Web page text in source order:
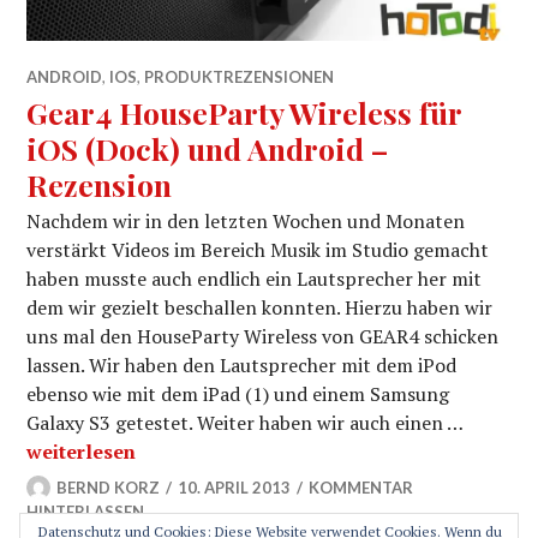
ANDROID, IOS, PRODUKTREZENSIONEN
Gear4 HouseParty Wireless für
iOS (Dock) und Android –
Rezension
Nachdem wir in den letzten Wochen und Monaten
verstärkt Videos im Bereich Musik im Studio gemacht
haben musste auch endlich ein Lautsprecher her mit
dem wir gezielt beschallen konnten. Hierzu haben wir
uns mal den HouseParty Wireless von GEAR4 schicken
lassen. Wir haben den Lautsprecher mit dem iPod
ebenso wie mit dem iPad (1) und einem Samsung
Galaxy S3 getestet. Weiter haben wir auch einen …
Gear4 HouseParty Wireless für iOS (Dock) und
weiterlesen
BERND KORZ 10. APRIL 2013
KOMMENTAR
HINTERLASSEN
Datenschutz und Cookies: Diese Website verwendet Cookies. Wenn du